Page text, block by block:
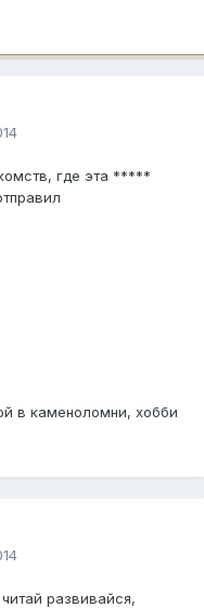
где эта *****
в каменоломни, хобби
развивайся,